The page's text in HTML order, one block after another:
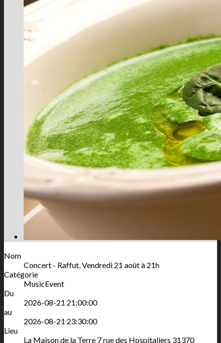
Nom
Concert - Raffut, Vendredi 21 août à 21h
Catégorie
MusicEvent
Du
2026-08-21 21:00:00
au
2026-08-21 23:30:00
Lieu
La Maison de la Terre 7 rue des Hospitaliers 31370